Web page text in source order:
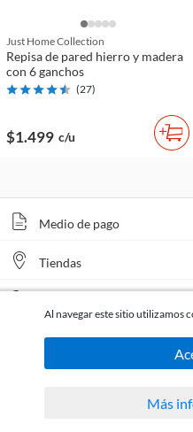
Just Home Collection
Repisa de pared hierro y madera
con 6 ganchos
(27)
$1.499 c/u
Medio de pago
Tiendas
Todos los derechos reservados
Al navegar este sitio utilizamos
Más